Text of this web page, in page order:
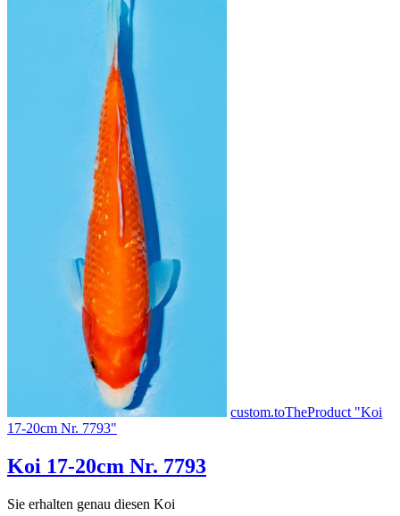
custom.toTheProduct "Koi
17-20cm Nr. 7793"
Koi 17-20cm Nr. 7793
Sie erhalten genau diesen Koi